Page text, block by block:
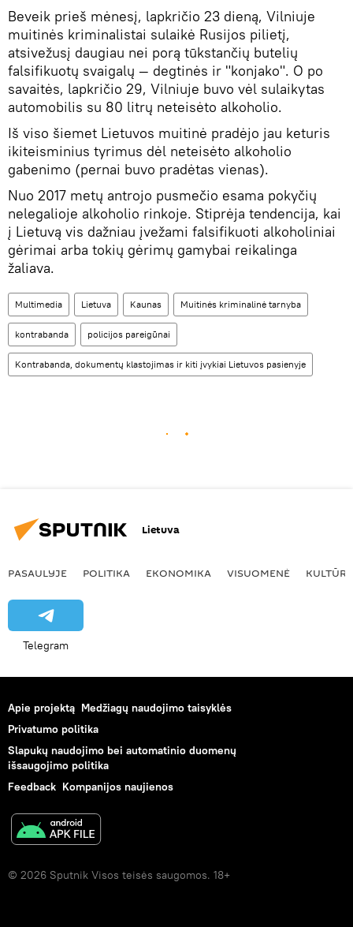
Beveik prieš mėnesį, lapkričio 23 dieną, Vilniuje
muitinės kriminalistai sulaikė Rusijos pilietį,
atsivežusį daugiau nei porą tūkstančių butelių
falsifikuotų svaigalų — degtinės ir "konjako". O po
savaitės, lapkričio 29, Vilniuje buvo vėl sulaikytas
automobilis su 80 litrų neteisėto alkoholio.
Iš viso šiemet Lietuvos muitinė pradėjo jau keturis
ikiteisminius tyrimus dėl neteisėto alkoholio
gabenimo (pernai buvo pradėtas vienas).
Nuo 2017 metų antrojo pusmečio esama pokyčių
nelegalioje alkoholio rinkoje. Stiprėja tendencija, kai
į Lietuvą vis dažniau įvežami falsifikuoti alkoholiniai
gėrimai arba tokių gėrimų gamybai reikalinga
žaliava.
Multimedia Lietuva Kaunas Muitinės kriminalinė tarnyba
kontrabanda policijos pareigūnai
Kontrabanda, dokumentų klastojimas ir kiti įvykiai Lietuvos pasienyje
Lietuva
PASAULYJE POLITIKA EKONOMIKA VISUOMENĖ KULTŪRA
Telegram
Apie projektą Medžiagų naudojimo taisyklės
Privatumo politika
Slapukų naudojimo bei automatinio duomenų
išsaugojimo politika
Feedback Kompanijos naujienos
© 2026 Sputnik Visos teisės saugomos. 18+